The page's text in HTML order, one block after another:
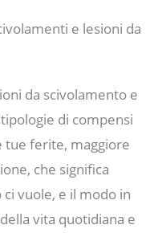
e lesioni da
da scivolamento e
di compensi
tue ferite, maggiore
che significa
vuole, e il modo in
vita quotidiana e